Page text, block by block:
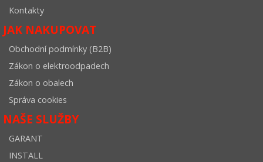
Kontakty
JAK NAKUPOVAT
Obchodní podmínky (B2B)
Zákon o elektroodpadech
Zákon o obalech
Správa cookies
NAŠE SLUŽBY
GARANT
INSTALL